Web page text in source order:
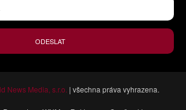
ODESLAT
News Media, s.r.o. | všechna práva vyhrazena.